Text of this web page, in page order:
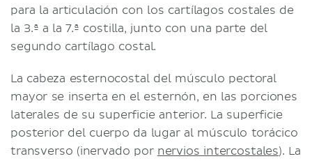
para la articulación con los cartílagos costales de
la 3.ª a la 7.ª costilla, junto con una parte del
segundo cartílago costal.
La cabeza esternocostal del músculo pectoral
mayor se inserta en el esternón, en las porciones
laterales de su superficie anterior. La superficie
posterior del cuerpo da lugar al músculo torácico
transverso (inervado por nervios intercostales). La